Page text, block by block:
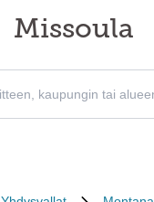
Missoula